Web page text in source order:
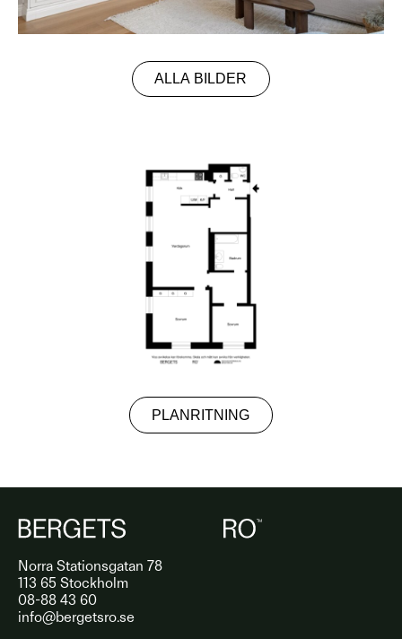
ALLA BILDER
PLANRITNING
Norra Stationsgatan 78
113 65 Stockholm
08-88 43 60
info@bergetsro.se